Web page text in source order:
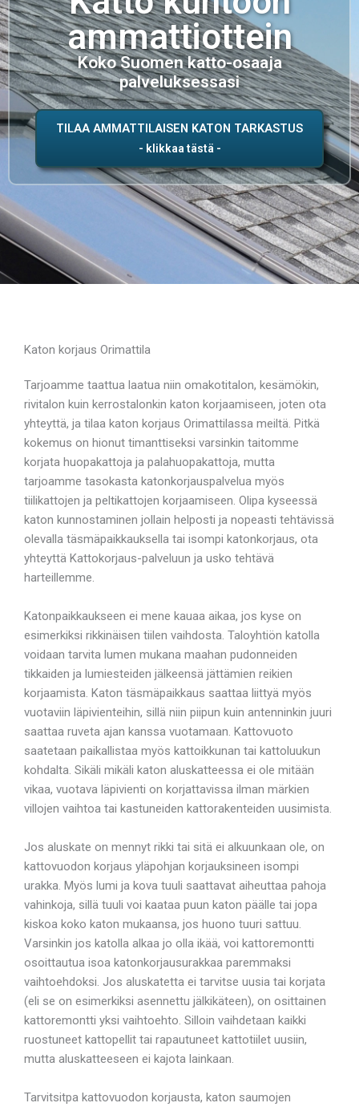
ammattiottein
Koko Suomen katto-osaaja
palveluksessasi
TILAA AMMATTILAISEN KATON TARKASTUS
Katon korjaus Orimattila
Tarjoamme taattua laatua niin omakotitalon, kesämökin,
rivitalon kuin kerrostalonkin katon korjaamiseen, joten ota
yhteyttä, ja tilaa katon korjaus Orimattilassa meiltä. Pitkä
kokemus on hionut timanttiseksi varsinkin taitomme
korjata huopakattoja ja palahuopakattoja, mutta
tarjoamme tasokasta katonkorjauspalvelua myös
tiilikattojen ja peltikattojen korjaamiseen. Olipa kyseessä
katon kunnostaminen jollain helposti ja nopeasti tehtävissä
olevalla täsmäpaikkauksella tai isompi katonkorjaus, ota
yhteyttä Kattokorjaus-palveluun ja usko tehtävä
harteillemme.
Katonpaikkaukseen ei mene kauaa aikaa, jos kyse on
esimerkiksi rikkinäisen tiilen vaihdosta. Taloyhtiön katolla
voidaan tarvita lumen mukana maahan pudonneiden
tikkaiden ja lumiesteiden jälkeensä jättämien reikien
korjaamista. Katon täsmäpaikkaus saattaa liittyä myös
vuotaviin läpivienteihin, sillä niin piipun kuin antenninkin juuri
saattaa ruveta ajan kanssa vuotamaan. Kattovuoto
saatetaan paikallistaa myös kattoikkunan tai kattoluukun
kohdalta. Sikäli mikäli katon aluskatteessa ei ole mitään
vikaa, vuotava läpivienti on korjattavissa ilman märkien
villojen vaihtoa tai kastuneiden kattorakenteiden uusimista.
Jos aluskate on mennyt rikki tai sitä ei alkuunkaan ole, on
kattovuodon korjaus yläpohjan korjauksineen isompi
urakka. Myös lumi ja kova tuuli saattavat aiheuttaa pahoja
vahinkoja, sillä tuuli voi kaataa puun katon päälle tai jopa
kiskoa koko katon mukaansa, jos huono tuuri sattuu.
Varsinkin jos katolla alkaa jo olla ikää, voi kattoremontti
osoittautua isoa katonkorjausurakkaa paremmaksi
vaihtoehdoksi. Jos aluskatetta ei tarvitse uusia tai korjata
(eli se on esimerkiksi asennettu jälkikäteen), on osittainen
kattoremontti yksi vaihtoehto. Silloin vaihdetaan kaikki
ruostuneet kattopellit tai rapautuneet kattotiilet uusiin,
mutta aluskatteeseen ei kajota lainkaan.
Tarvitsitpa kattovuodon korjausta, katon saumojen